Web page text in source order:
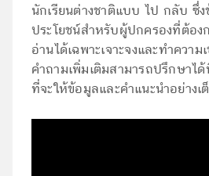
นักเรียนต่างชาติแบบ ไป กลับ ซึ่ง
ประโยชน์สำหรับผู้ปกครองที่ต้อง
อ่านได้เฉพาะเจาะจงและทำความ
คำถามเพิ่มเติมสามารถปรึกษาไ
ที่จะให้ข้อมูลและคำแนะนำอย่างเ